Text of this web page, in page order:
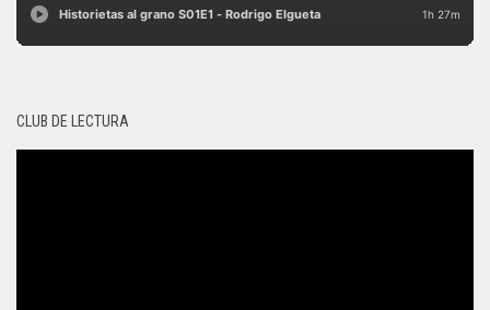
CLUB DE LECTURA